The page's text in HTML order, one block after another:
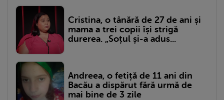
Cristina, o tânără de 27 de ani și
mama a trei copii își strigă
durerea. „Soțul și-a adus...
Andreea, o fetiță de 11 ani din
Bacău a dispărut fără urmă de
mai bine de 3 zile